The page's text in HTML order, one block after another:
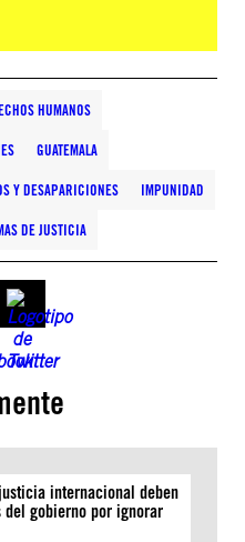
HUMANOS
GUATEMALA
Y DESAPARICIONES IMPUNIDAD
DE JUSTICIA
internacional deben
del gobierno por ignorar